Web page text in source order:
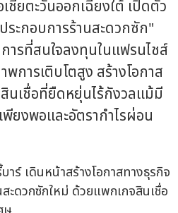
ชียตะวันออกเฉียงใต้ เปิดตัว
ระกอบการร้านสะดวกซัก"
รที่สนใจลงทุนในแฟรนไชส์
การเติบโตสูง สร้างโอกาส
นเชื่อที่ยืดหยุ่นไร้กังวลแม้มี
ยงพอและอัตรากำไรผ่อน